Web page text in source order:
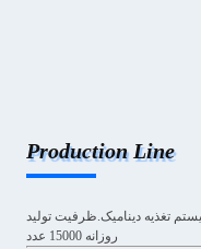
Production Line
تغذیه دینامیک.ظرفیت تولید
روزانه 15000 عدد